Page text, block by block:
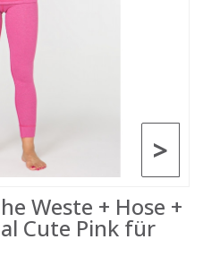
>
Weste + Hose +
Cute Pink für